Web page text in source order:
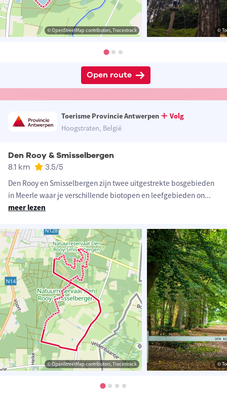
© OpenStreetMap contributors, Tracestrack ©
Open route
Toerisme Provincie Antwerpen
Volg
Hoogstraten, België
Den Rooy & Smisselbergen
8.1 km 3.5/5
Den Rooy en Smisselbergen zijn twee uitgestrekte bosgebieden
in Meerle waar je verschillende biotopen en leefgebieden on...
meer lezen
© OpenStreetMap contributors, Tracestrack ©